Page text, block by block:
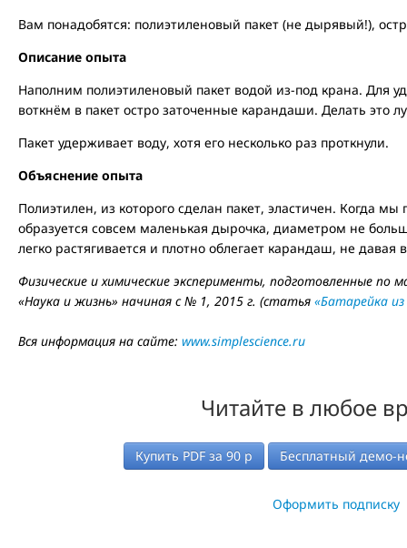
Вам понадобятся: полиэтиленовый пакет (не дырявый!),
Описание опыта
Наполним полиэтиленовый пакет водой из-под крана. Для
воткнём в пакет остро заточенные карандаши. Делать это
Пакет удерживает воду, хотя его несколько раз проткнули.
Объяснение опыта
Полиэтилен, из которого сделан пакет, эластичен. Когда
образуется совсем маленькая дырочка, диаметром не
легко растягивается и плотно облегает карандаш, не давая
Физические и химические эксперименты, подготовленные по
«Наука и жизнь» начиная с № 1, 2015 г. (статья «Батарейка
Вся информация на сайте: www.simplescience.ru
Читайте в любое
Купить PDF за90 р Бесплатный демо-
Оформить подписку